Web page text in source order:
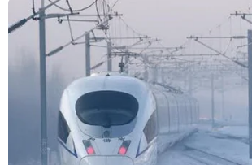
[TP.HCM: Đưa vào hoạt động
thuật nhi hiện đại]
Bệnh viện Nhi đồng 2 rất chú
hợp tác quốc tế với chuyên gia ở
triển như Pháp, Mỹ, Anh, Bỉ,
Bản, Australia, Hàn Quốc.